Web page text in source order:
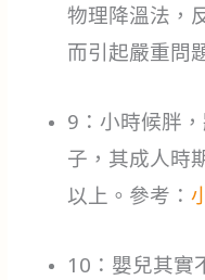
物理降溫法，
而引起嚴重問
9：小時候胖
子，其成人時
以上。參考：
10：嬰兒其實